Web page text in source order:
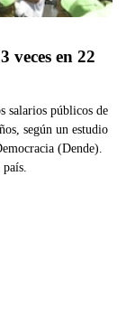
veces en 22
salarios públicos de
según un estudio
(Dende).